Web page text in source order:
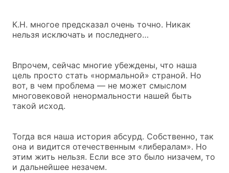
К.Н. многое предсказал очень точно. Никак
нельзя исключать и последнего…
Впрочем, сейчас многие убеждены, что наша
цель просто стать «нормальной» страной. Но
вот, в чем проблема — не может смыслом
многовековой ненормальности нашей быть
такой исход.
Тогда вся наша история абсурд. Собственно, так
она и видится отечественным «либералам». Но
этим жить нельзя. Если все это было низачем, то
и дальнейшее незачем.